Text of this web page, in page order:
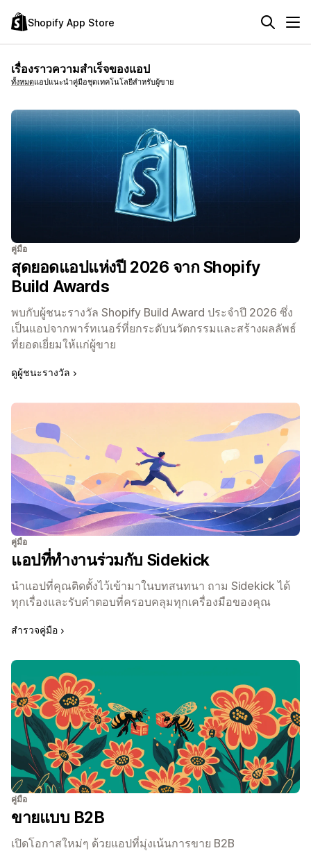
Shopify App Store
เรื่องราวความสำเร็จของแอป
ทั้งหมดแอปแนะนำคู่มือชุดเทคโนโลยีสำหรับผู้ขาย
คู่มือ
สุดยอดแอปแห่งปี 2026 จาก Shopify
Build Awards
พบกับผู้ชนะรางวัล Shopify Build Award ประจำปี 2026 ซึ่ง
เป็นแอปจากพาร์ทเนอร์ที่ยกระดับนวัตกรรมและสร้างผลลัพธ์
ที่ยอดเยี่ยมให้แก่ผู้ขาย
ดูผู้ชนะรางวัล
คู่มือ
แอปที่ทำงานร่วมกับ Sidekick
นำแอปที่คุณติดตั้งไว้เข้ามาในบทสนทนา ถาม Sidekick ได้
ทุกเรื่องและรับคำตอบที่ครอบคลุมทุกเครื่องมือของคุณ
สำรวจคู่มือ
คู่มือ
ขายแบบ B2B
เปิดโอกาสใหม่ๆ ด้วยแอปที่มุ่งเน้นการขาย B2B